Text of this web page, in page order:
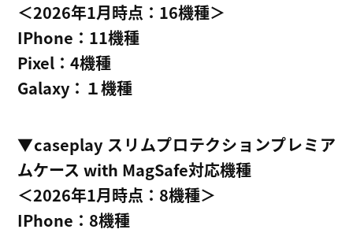
＜2026年1月時点：16機種＞
IPhone：11機種
Pixel：4機種
Galaxy：１機種
▼caseplay スリムプロテクションプレミア
ムケース with MagSafe対応機種
＜2026年1月時点：8機種＞
IPhone：8機種